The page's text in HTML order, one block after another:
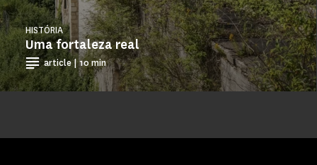
Uma fortaleza real
HISTÓRIA
article | 10 min